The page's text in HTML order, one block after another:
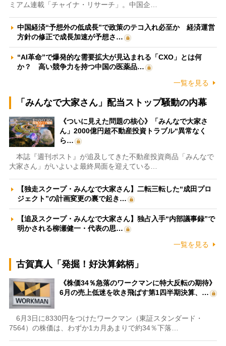
ミアム連載「チャイナ・リサーチ」。中国企…
中国経済“予想外の低成長”で政策のテコ入れ必至か 経済運営
方針の修正で成長加速が予想さ…
“AI革命”で爆発的な需要拡大が見込まれる「CXO」とは何
か？ 高い競争力を持つ中国の医薬品…
一覧を見る
「みんなで大家さん」配当ストップ騒動の内幕
《ついに見えた問題の核心》「みんなで大家さ
ん」2000億円超不動産投資トラブル“異常なく
ら…
本誌『週刊ポスト』が追及してきた不動産投資商品「みんなで
大家さん」がいよいよ最終局面を迎えている…
【独走スクープ・みんなで大家さん】二転三転した“成田プロ
ジェクト”の計画変更の裏で起き…
【追及スクープ・みんなで大家さん】独占入手“内部議事録”で
明かされる柳瀬健一・代表の思…
一覧を見る
古賀真人「発掘！好決算銘柄」
《株価34％急落のワークマンに特大反転の期待》
6月の売上低迷を吹き飛ばす第1四半期決算、…
6月3日に8330円をつけたワークマン（東証スタンダード・
7564）の株価は、わずか1カ月あまりで約34％下落…